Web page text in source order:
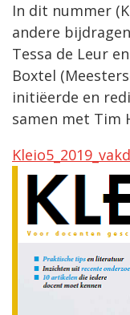
In dit nummer
andere
Tessa de Leur
Boxtel
initiëerde en
samen met Tim